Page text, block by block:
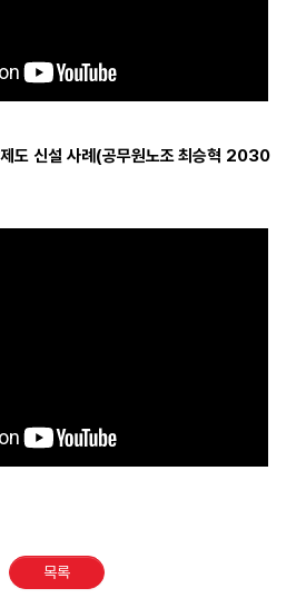
도 신설 사례(공무원노조 최승혁 2030
목록